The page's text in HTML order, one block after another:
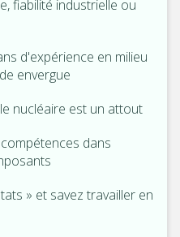
fiabilité industrielle ou
d'expérience en milieu
envergue
nucléaire est un attout
dans
» et savez travailler en